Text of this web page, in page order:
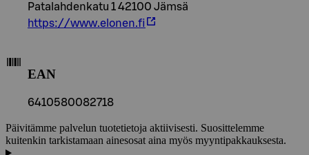
Patalahdenkatu 1 42100 Jämsä
https://www.elonen.fi
EAN
6410580082718
Päivitämme palvelun tuotetietoja aktiivisesti. Suosittelemme
kuitenkin tarkistamaan ainesosat aina myös myyntipakkauksesta.